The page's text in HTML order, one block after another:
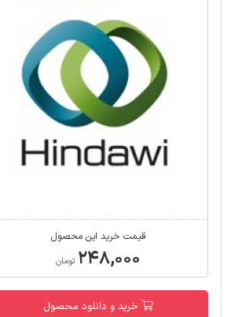
قیمت خرید این محصول
۲۴۸,۰۰۰ تومان
خرید و دانلود محصول